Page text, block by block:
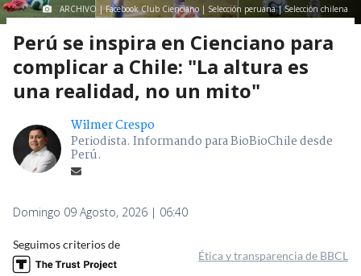
ARCHIVO | Facebook Club Cienciano | Selección peruana | Selección chilena
Perú se inspira en Cienciano para
complicar a Chile: "La altura es
una realidad, no un mito"
Wilmer Crespo
Periodista. Informando para BioBioChile desde
Perú.
Domingo 09 Agosto, 2026 | 06:40
Seguimos criterios de
Ética y transparencia de BBCL